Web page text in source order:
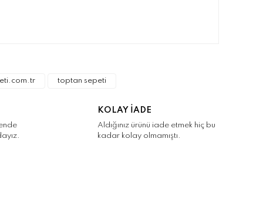
toptan sepeti
KOLAY İADE
Aldığınız ürünü iade etmek hiç bu
kadar kolay olmamıştı.